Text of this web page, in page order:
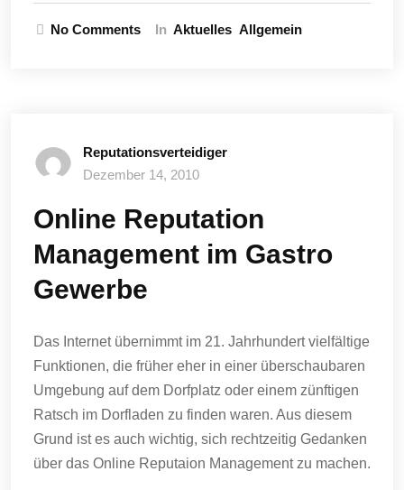
No Comments In Aktuelles Allgemein
Reputationsverteidiger
Dezember 14, 2010
Online Reputation
Management im Gastro
Gewerbe
Das Internet übernimmt im 21. Jahrhundert vielfältige
Funktionen, die früher eher in einer überschaubaren
Umgebung auf dem Dorfplatz oder einem zünftigen
Ratsch im Dorfladen zu finden waren. Aus diesem
Grund ist es auch wichtig, sich rechtzeitig Gedanken
über das Online Reputaion Management zu machen.